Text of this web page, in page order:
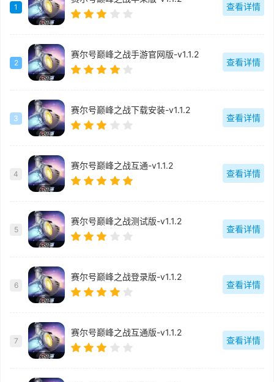
1 查看详情
2
赛尔号巅峰之战手游官网版-v1.1.2
查看详情
3
赛尔号巅峰之战下载安装-v1.1.2
查看详情
4
赛尔号巅峰之战互通-v1.1.2
查看详情
5
赛尔号巅峰之战测试版-v1.1.2
查看详情
6
赛尔号巅峰之战登录版-v1.1.2
查看详情
7
赛尔号巅峰之战互通版-v1.1.2
查看详情